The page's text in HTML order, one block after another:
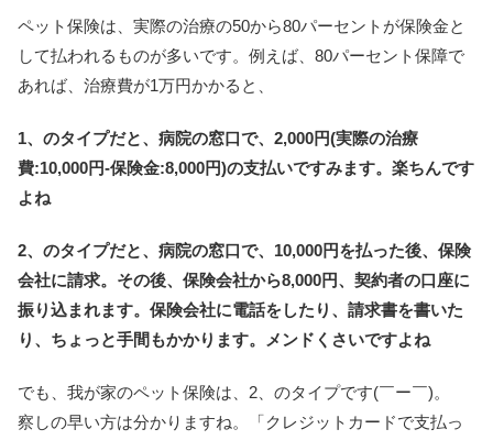
ペット保険は、実際の治療の50から80パーセントが保険金と
して払われるものが多いです。例えば、80パーセント保障で
あれば、治療費が1万円かかると、
1、のタイプだと、病院の窓口で、2,000円(実際の治療
費:10,000円-保険金:8,000円)の支払いですみます。楽ちんです
よね
2、のタイプだと、病院の窓口で、10,000円を払った後、保険
会社に請求。その後、保険会社から8,000円、契約者の口座に
振り込まれます。保険会社に電話をしたり、請求書を書いた
り、ちょっと手間もかかります。メンドくさいですよね
でも、我が家のペット保険は、2、のタイプです(￣ー￣)。
察しの早い方は分かりますね。「クレジットカードで支払っ